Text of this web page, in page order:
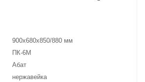
900х680х850/880 мм
ПК-6М
Абат
нержавейка